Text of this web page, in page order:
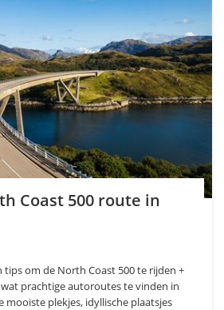
Coast 500 route in
tips om de North Coast 500 te rijden +
prachtige autoroutes te vinden in
mooiste plekjes, idyllische plaatsjes